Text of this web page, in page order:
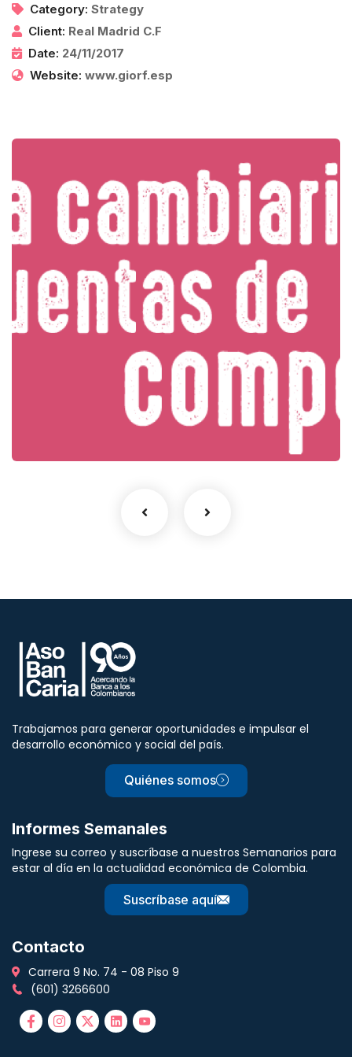
Category: Strategy
Client: Real Madrid C.F
Date: 24/11/2017
Website: www.giorf.esp
Exógena cambiaria y cuentas
de compensación.
Trabajamos para generar oportunidades e impulsar el
desarrollo económico y social del país.
Quiénes somos
Informes Semanales
Ingrese su correo y suscríbase a nuestros Semanarios para
estar al día en la actualidad económica de Colombia.
Suscríbase aquí
Contacto
Carrera 9 No. 74 - 08 Piso 9
(601) 3266600